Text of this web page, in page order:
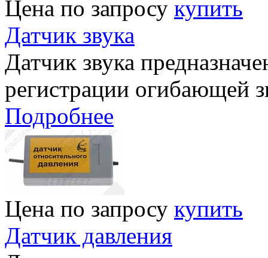
Цена по запросу купить
Датчик звука
Датчик звука
регистрации огибающей
Подробнее
Цена по запросу купить
Датчик давления